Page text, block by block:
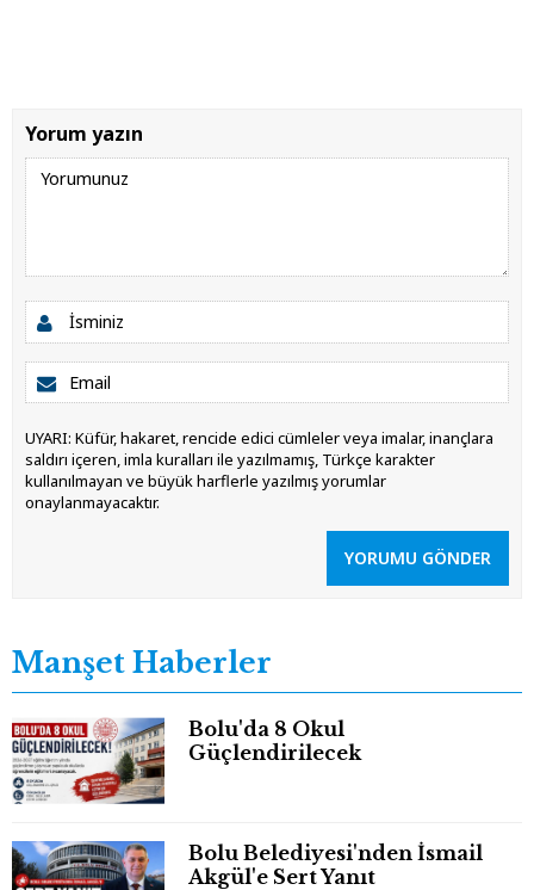
Yorum yazın
UYARI: Küfür, hakaret, rencide edici cümleler veya imalar, inançlara
saldırı içeren, imla kuralları ile yazılmamış, Türkçe karakter
kullanılmayan ve büyük harflerle yazılmış yorumlar
onaylanmayacaktır.
YORUMU GÖNDER
Manşet Haberler
Bolu'da 8 Okul
Güçlendirilecek
Bolu Belediyesi'nden İsmail
Akgül'e Sert Yanıt